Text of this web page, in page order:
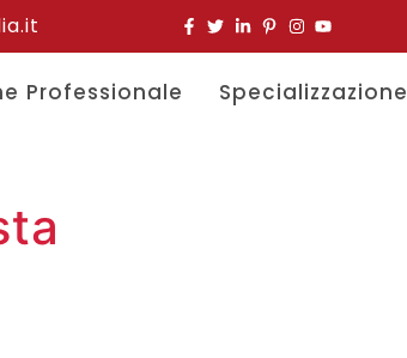
Professionale Specializzazione